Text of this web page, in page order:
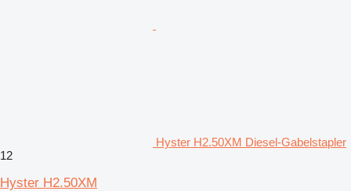
Hyster H2.50XM Diesel-Gabelstapler
12
Hyster H2.50XM